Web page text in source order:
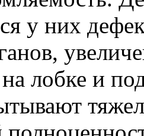
у них
на лобке и